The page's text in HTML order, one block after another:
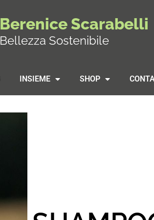
Berenice Scarabelli
Bellezza Sostenibile
INSIEME SHOP